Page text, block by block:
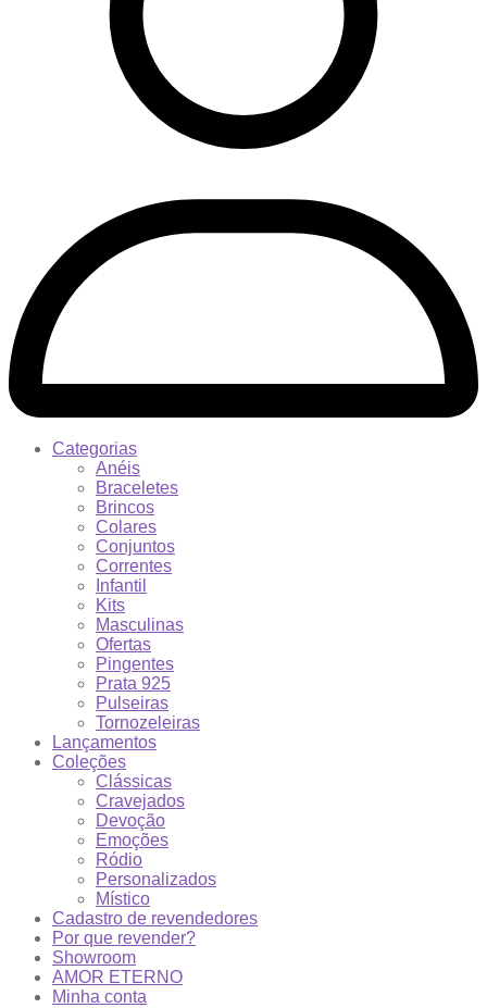
Categorias
Anéis
Braceletes
Brincos
Colares
Conjuntos
Correntes
Infantil
Kits
Masculinas
Ofertas
Pingentes
Prata 925
Pulseiras
Tornozeleiras
Lançamentos
Coleções
Clássicas
Cravejados
Devoção
Emoções
Ródio
Personalizados
Místico
Cadastro de revendedores
Por que revender?
Showroom
AMOR ETERNO
Minha conta